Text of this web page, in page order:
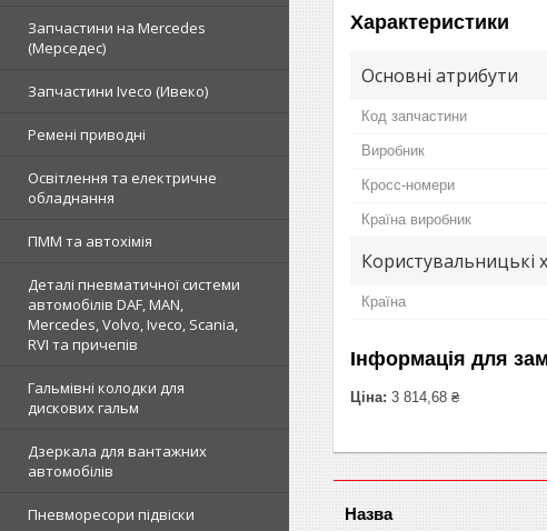
Запчастини на Mercedes
(Мерседес)
Запчастини Iveco (Ивеко)
Ремені приводні
Освітлення та електричне
обладнання
ПММ та автохімія
Деталі пневматичної системи
автомобілів DAF, MAN,
Mercedes, Volvo, Iveco, Scania,
RVI та причепів
Гальмівні колодки для
дискових гальм
Дзеркала для вантажних
автомобілів
Пневморесори підвіски
Характеристики
Основні атрибути
Код запчастини
Виробник
Кросс-номери
Країна виробник
Користувальницькі
Країна
Інформація для
Ціна: 3 814,68 ₴